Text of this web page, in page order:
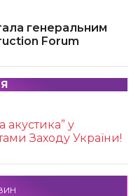
генеральним
Forum
акустика” у
Заходу України!